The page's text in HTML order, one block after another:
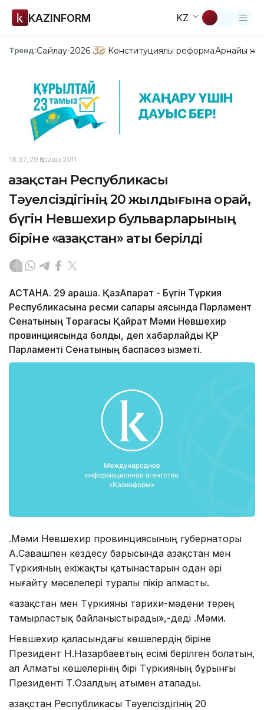
KAZINFORM KZ
Тренд:Сайлау-2026 Конституциялық реформаАрнайы
18:37, 29 Қараша 2011
Қазақстан Республикасы
Тәуелсіздігінің 20 жылдығына орай,
бүгін Невшехир бульварларының
біріне «Қазақстан» аты берілді
АСТАНА. 29 қараша. ҚазАқпарат - Бүгін Түркия
Республикасына ресми сапары аясында Парламент
Сенатының Төрағасы Қайрат Мәми Невшехир
провинциясында болды, деп хабарлайды ҚР
Парламенті Сенатының баспасөз қызметі.
Қ.Мәми Невшехир провинциясының губернаторы
А.Савашпен кездесу барысында Қазақстан мен
Түркияның екіжақты қатынастарын одан әрі
нығайту мәселелері туралы пікір алмасты.
«Қазақстан мен Түркияны тарихи-мәдени терең
тамырластық байланыстырады»,-деді Қ.Мәми.
Невшехир қаласындағы көшелердің біріне
Президент Н.Назарбаевтың есімі берілген болатын,
ал Алматы көшелерінің бірі Түркияның бұрынғы
Президенті Т.Озалдың атымен аталады.
Қазақстан Республикасы Тәуелсіздігінің 20